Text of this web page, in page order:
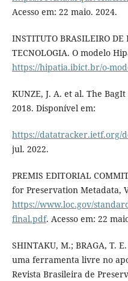
Acesso em: 22 maio. 2024.
INSTITUTO BRASILEIRO
TECNOLOGIA. O modelo
https://hipatia.ibict.br/o-
KUNZE, J. A. et al. The
2018. Disponível em:
https://datatracker.ietf.org/
jul. 2022.
PREMIS EDITORIAL
for Preservation Metadata,
https://www.loc.gov/
final.pdf. Acesso em: 22
SHINTAKU, M.; BRAGA, T.
uma ferramenta livre no
Revista Brasileira de